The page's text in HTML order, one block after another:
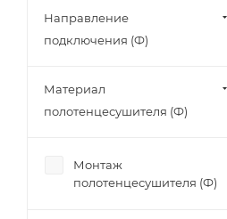
Направление
подключения (Ф)
Материал
полотенцесушителя (Ф)
Монтаж
полотенцесушителя (Ф)